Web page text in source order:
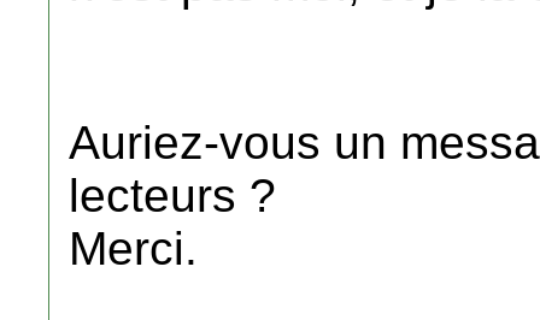
Auriez-vous un
lecteurs ?
Merci.